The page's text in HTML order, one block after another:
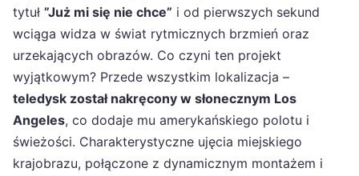
tytuł ”Już mi się nie chce” i od pierwszych sekund
wciąga widza w świat rytmicznych brzmień oraz
urzekających obrazów. Co czyni ten projekt
wyjątkowym? Przede wszystkim lokalizacja –
teledysk został nakręcony w słonecznym Los
Angeles, co dodaje mu amerykańskiego polotu i
świeżości. Charakterystyczne ujęcia miejskiego
krajobrazu, połączone z dynamicznym montażem i